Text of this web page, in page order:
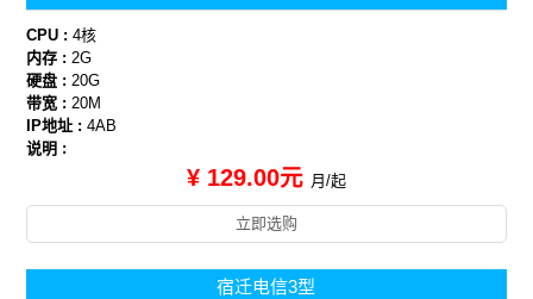
CPU :4核
内存 : 2G
硬盘 : 20G
带宽 : 20M
IP地址 :4AB
说明 :
¥ 129.00元 月/起
立即选购
宿迁电信3型